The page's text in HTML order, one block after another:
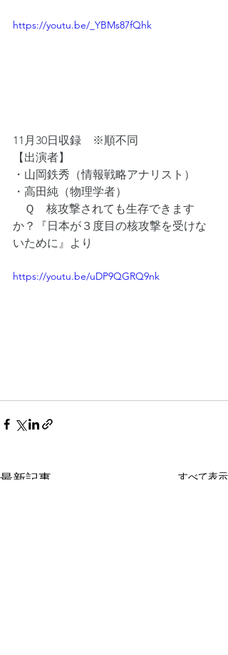
https://youtu.be/_YBMs87fQhk
11月30日収録　※順不同
【出演者】
・山岡鉄秀（情報戦略アナリスト）
・高田純（物理学者）
Ｑ　核攻撃されても生存できます
か？『日本が３度目の核攻撃を受けな
いために』より
https://youtu.be/uDP9QGRQ9nk
最新記事 すべて表示